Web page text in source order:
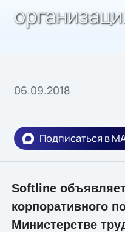
06.09.2018
Подписаться в
Softline
корпоративного
Министерстве